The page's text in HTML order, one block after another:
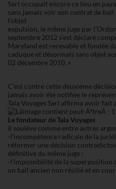
Sarl occupait encore ce lieu en
sans jamais voir son contrat de
l’objet
expulsion, le même juge par
septembre 2012 s’est déclaré
Maryland est recevable et fondée
caduque et désormais sans objet
02 décembre 2010. »
C’est contre cette deuxième
jamais avoir été notifiée le
Tala Voyages Sarl affirma avoir fait
Le fondateur de Tala Voyages
Il soulève comme entre autres
-l’incompétence radicale de la
réformer une décision
définitive du même juge ;
-l’impossibilité de la superposition
un bail ancien non résilié et en